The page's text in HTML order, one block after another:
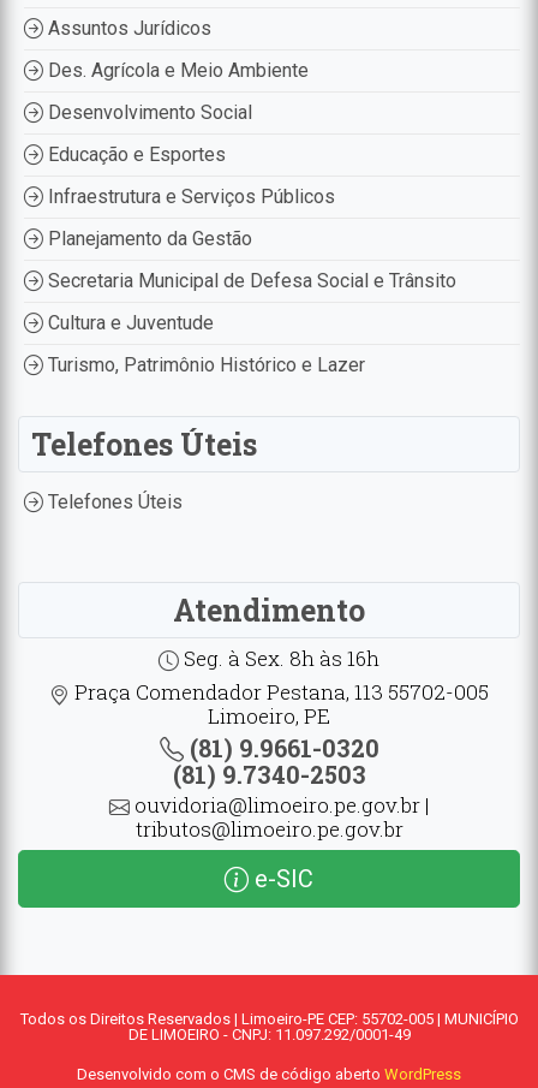
Assuntos Jurídicos
Des. Agrícola e Meio Ambiente
Desenvolvimento Social
Educação e Esportes
Infraestrutura e Serviços Públicos
Planejamento da Gestão
Secretaria Municipal de Defesa Social e Trânsito
Cultura e Juventude
Turismo, Patrimônio Histórico e Lazer
Telefones Úteis
Telefones Úteis
Atendimento
Seg. à Sex. 8h às 16h
Praça Comendador Pestana, 113 55702-005
Limoeiro, PE
(81) 9.9661-0320
(81) 9.7340-2503
ouvidoria@limoeiro.pe.gov.br |
tributos@limoeiro.pe.gov.br
e-SIC
Todos os Direitos Reservados | Limoeiro-PE CEP: 55702-005 | MUNICÍPIO
DE LIMOEIRO - CNPJ: 11.097.292/0001-49
Desenvolvido com o CMS de código aberto WordPress